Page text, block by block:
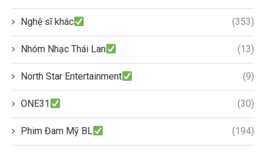
Nghệ sĩ khác (353)
Nhóm Nhạc Thái Lan (13)
North Star Entertainment (9)
ONE31 (30)
Phim Đam Mỹ BL (194)